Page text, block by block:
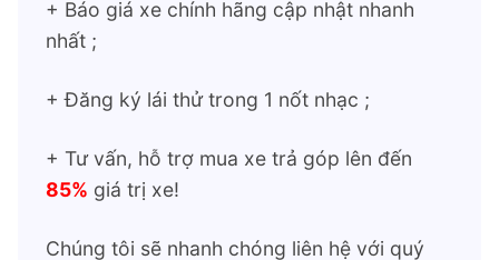
+ Báo giá xe chính hãng cập nhật nhanh
nhất ;
+ Đăng ký lái thử trong 1 nốt nhạc ;
+ Tư vấn, hỗ trợ mua xe trả góp lên đến
85% giá trị xe!
Chúng tôi sẽ nhanh chóng liên hệ với quý